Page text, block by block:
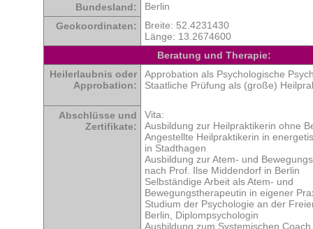
Bundesland:
Berlin
Geokoordinaten:
Breite: 52.4231430
Länge: 13.2674600
Beratung und Therapie:
Heilerlaubnis oder
Approbation:
Approbation als Psychologische
Staatliche Prüfung als (große)
Abschlüsse und
Zertifikate:
Vita:
Ausbildung zur Heilpraktikerin ohne
Angestellte Heilpraktikerin in
in Stadthagen
Ausbildung zur Atem- und
nach Prof. Ilse Middendorf in Berlin
Selbständige Arbeit als Atem- und
Bewegungstherapeutin in eigener
Studium der Psychologie an der
Berlin, Diplompsychologin
Ausbildung zum Systemischen